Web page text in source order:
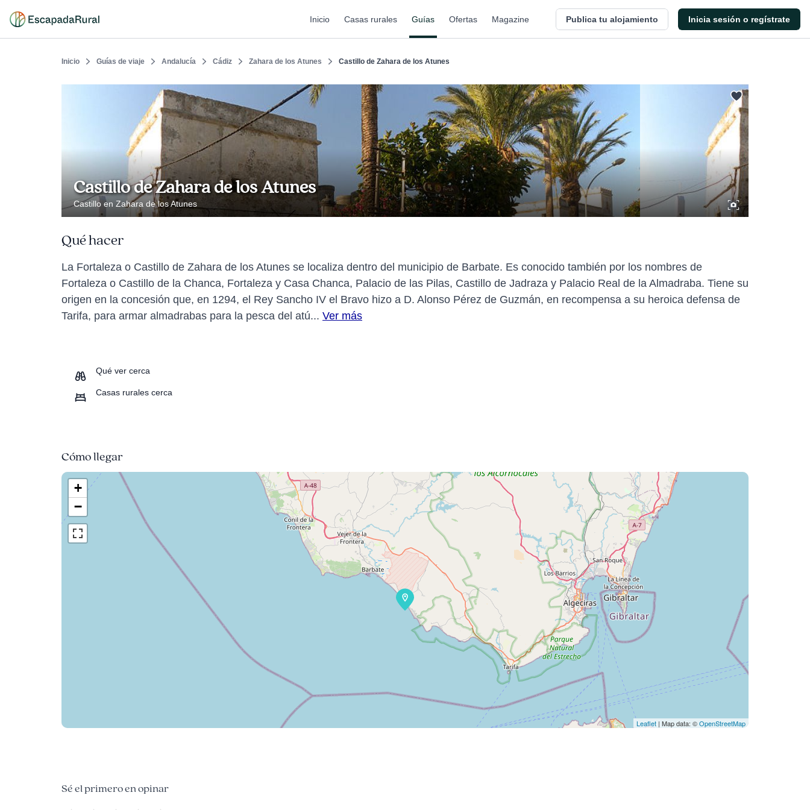
Inicio Casas rurales Guías Ofertas Magazine Publica tu alojamiento Inicia sesión o regístrate
Inicio Guías de viaje Andalucía Cádiz Zahara de los Atunes Castillo de Zahara de los Atunes
Castillo de Zahara de los Atunes
Castillo en Zahara de los Atunes
Qué hacer
La Fortaleza o Castillo de Zahara de los Atunes se localiza dentro del municipio de Barbate. Es conocido también por los nombres de
Fortaleza o Castillo de la Chanca, Fortaleza y Casa Chanca, Palacio de las Pilas, Castillo de Jadraza y Palacio Real de la Almadraba. Tiene su
origen en la concesión que, en 1294, el Rey Sancho IV el Bravo hizo a D. Alonso Pérez de Guzmán, en recompensa a su heroica defensa de
Tarifa, para armar almadrabas para la pesca del atú... Ver más
Qué ver cerca
Casas rurales cerca
Cómo llegar
+
−
Leaflet | Map data: ©OpenStreetMap
Sé el primero en opinar